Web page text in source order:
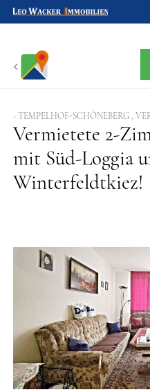
Für
- TEMPELHOF-SCHÖNEBERG ,
Vermietete 2-
mit Süd-Loggia
Winterfeldtkiez!